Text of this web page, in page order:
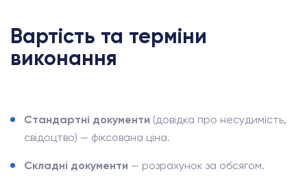
Вартість та терміни
виконання
Стандартні документи (довідка про несудимість,
свідоцтво) — фіксована ціна.
Складні документи — розрахунок за обсягом.